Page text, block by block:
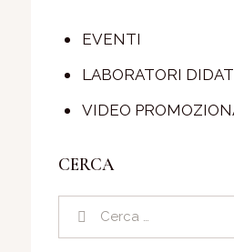
EVENTI
LABORATORI
VIDEO
CERCA